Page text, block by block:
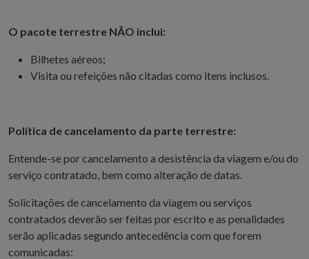
O pacote terrestre NÃO inclui:
Bilhetes aéreos;
Visita ou refeições não citadas como itens inclusos.
Política de cancelamento da parte terrestre:
Entende-se por cancelamento a desistência da viagem e/ou do
serviço contratado, bem como alteração de datas.
Solicitações de cancelamento da viagem ou serviços
contratados deverão ser feitas por escrito e as penalidades
serão aplicadas segundo antecedência com que forem
comunicadas: